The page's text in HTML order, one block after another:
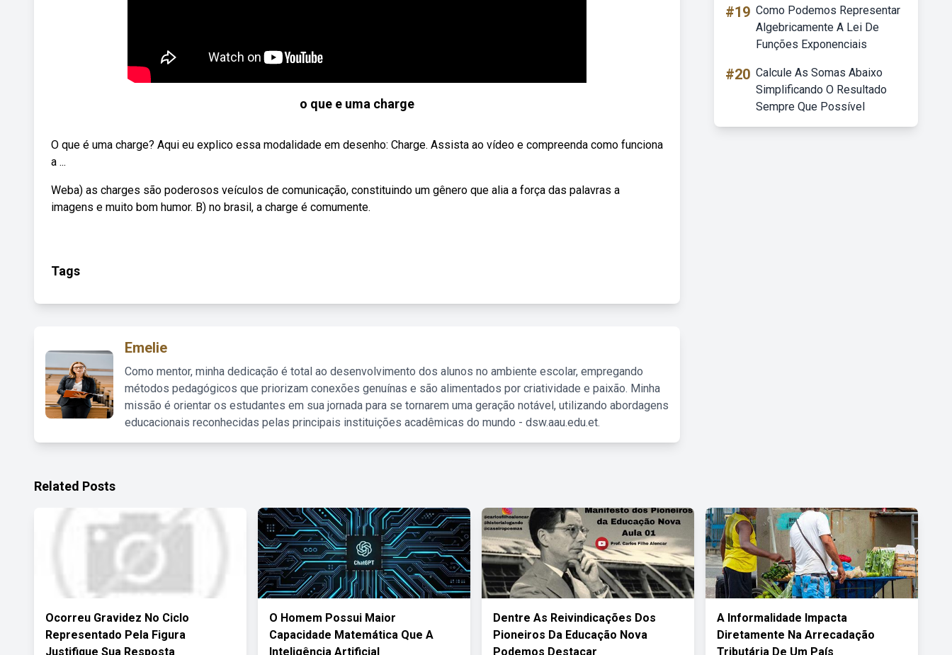
o que e uma charge
O que é uma charge? Aqui eu explico essa modalidade em desenho: Charge. Assista ao vídeo e compreenda como funciona
a ...
Weba) as charges são poderosos veículos de comunicação, constituindo um gênero que alia a força das palavras a
imagens e muito bom humor. B) no brasil, a charge é comumente.
Tags
Emelie
Como mentor, minha dedicação é total ao desenvolvimento dos alunos no ambiente escolar, empregando
métodos pedagógicos que priorizam conexões genuínas e são alimentados por criatividade e paixão. Minha
missão é orientar os estudantes em sua jornada para se tornarem uma geração notável, utilizando abordagens
educacionais reconhecidas pelas principais instituições acadêmicas do mundo - dsw.aau.edu.et.
#19 Como Podemos Representar
Algebricamente A Lei De
Funções Exponenciais
#20 Calcule As Somas Abaixo
Simplificando O Resultado
Sempre Que Possível
Related Posts
Ocorreu Gravidez No Ciclo
Representado Pela Figura
Justifique Sua Resposta
O Homem Possui Maior
Capacidade Matemática Que A
Inteligência Artificial
Dentre As Reivindicações Dos
Pioneiros Da Educação Nova
Podemos Destacar
A Informalidade Impacta
Diretamente Na Arrecadação
Tributária De Um País